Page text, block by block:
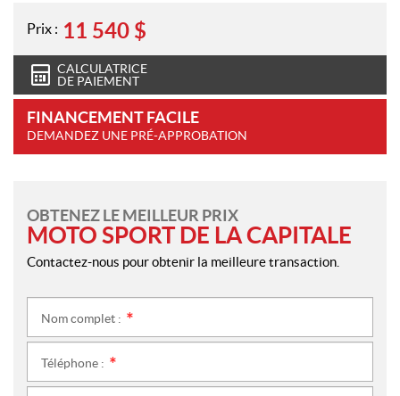
Prix : 11 540 $
CALCULATRICE
DE PAIEMENT
FINANCEMENT FACILE
DEMANDEZ UNE PRÉ-APPROBATION
OBTENEZ LE MEILLEUR PRIX
MOTO SPORT DE LA CAPITALE
Contactez-nous pour obtenir la meilleure transaction.
Nom complet :
Téléphone :